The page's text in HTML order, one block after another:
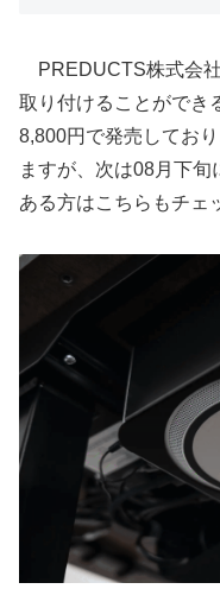
PREDUCTS株式会
取り付けることができ
8,800円で発売してお
ますが、次は08月下
ある方はこちらもチェ